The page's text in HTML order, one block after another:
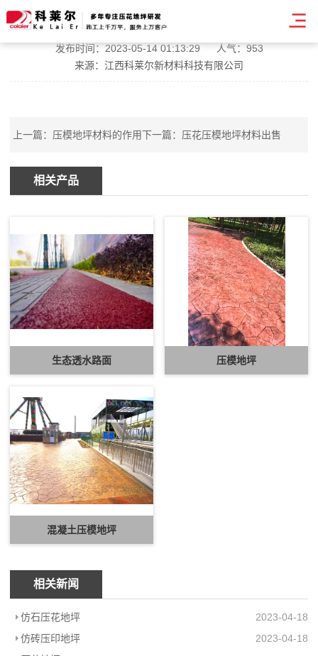
杭州高承载压模地坪
发布时间：2023-05-14 01:13:29
人气：953
来源：江西科莱尔新材料科技有限公司
上一篇： 压模地坪材料的作用下一篇： 压花压模地坪材料出售
相关产品
生态透水路面 压模地坪
混凝土压模地坪
相关新闻
仿石压花地坪
2023-04-18
仿砖压印地坪
2023-04-18